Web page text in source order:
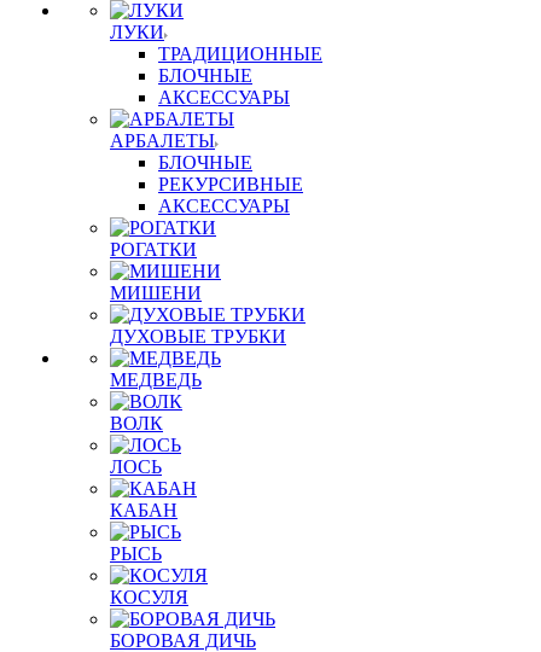
ЛУКИ
ТРАДИЦИОННЫЕ
БЛОЧНЫЕ
АКСЕССУАРЫ
АРБАЛЕТЫ
БЛОЧНЫЕ
РЕКУРСИВНЫЕ
АКСЕССУАРЫ
РОГАТКИ
МИШЕНИ
ДУХОВЫЕ ТРУБКИ
МЕДВЕДЬ
ВОЛК
ЛОСЬ
КАБАН
РЫСЬ
КОСУЛЯ
БОРОВАЯ ДИЧЬ